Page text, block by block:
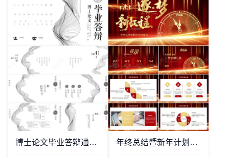
博士论文毕业答辩通用PPT模板 年终总结暨新年计划模板